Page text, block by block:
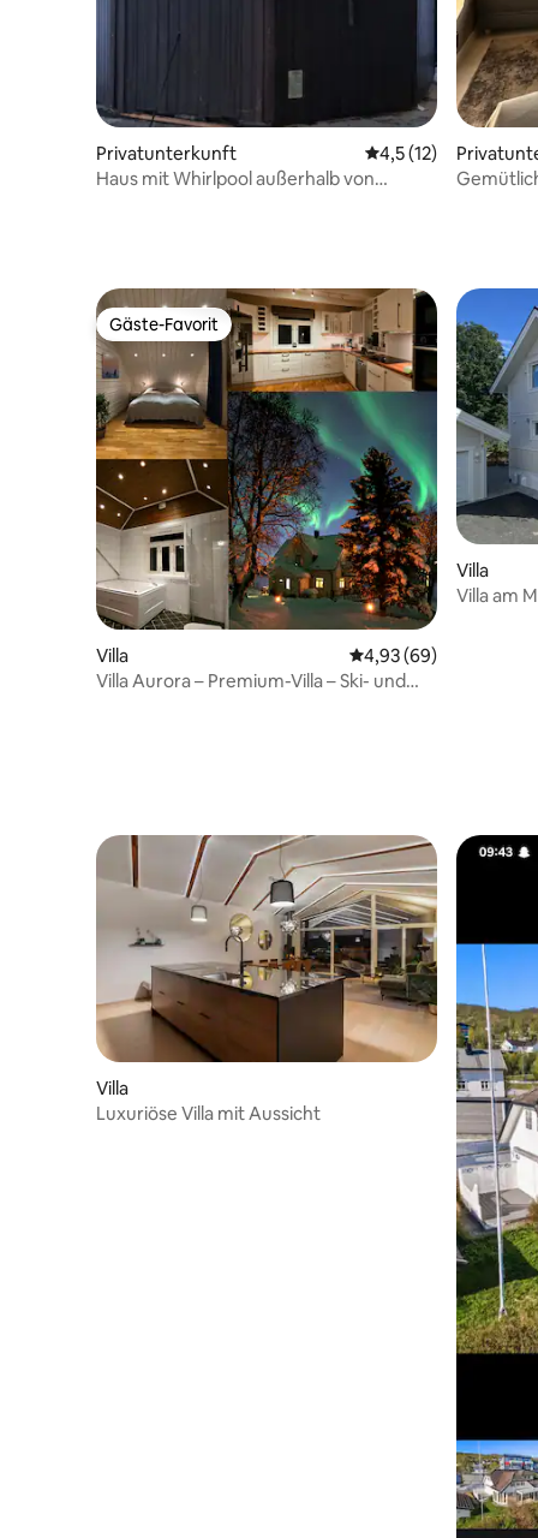
Privatunterkunft Durchschnittliche
4,5 (12)
Haus mit Whirlpool außerhalb von
Gäste-Favorit
Gäste-Favorit
Villa Durchschnittliche
4,93 (69)
Villa Aurora – Premium-Villa – Ski- und
Villa
Villa am
Villa
Luxuriöse Villa mit Aussicht